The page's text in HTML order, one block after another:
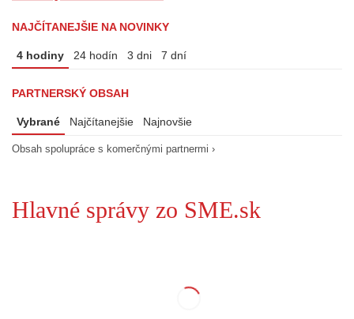
NAJČÍTANEJŠIE NA NOVINKY
4 hodiny 24 hodín 3 dni 7 dní
PARTNERSKÝ OBSAH
Vybrané Najčítanejšie Najnovšie
Obsah spolupráce s komerčnými partnermi ›
Hlavné správy zo SME.sk